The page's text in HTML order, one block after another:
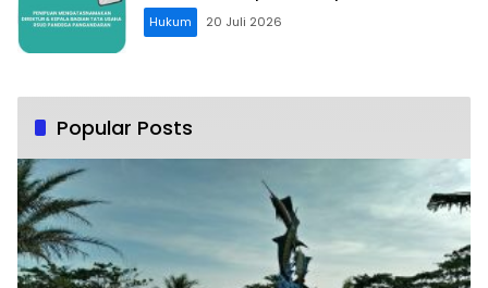
Hukum 20 Juli 2026
Popular Posts